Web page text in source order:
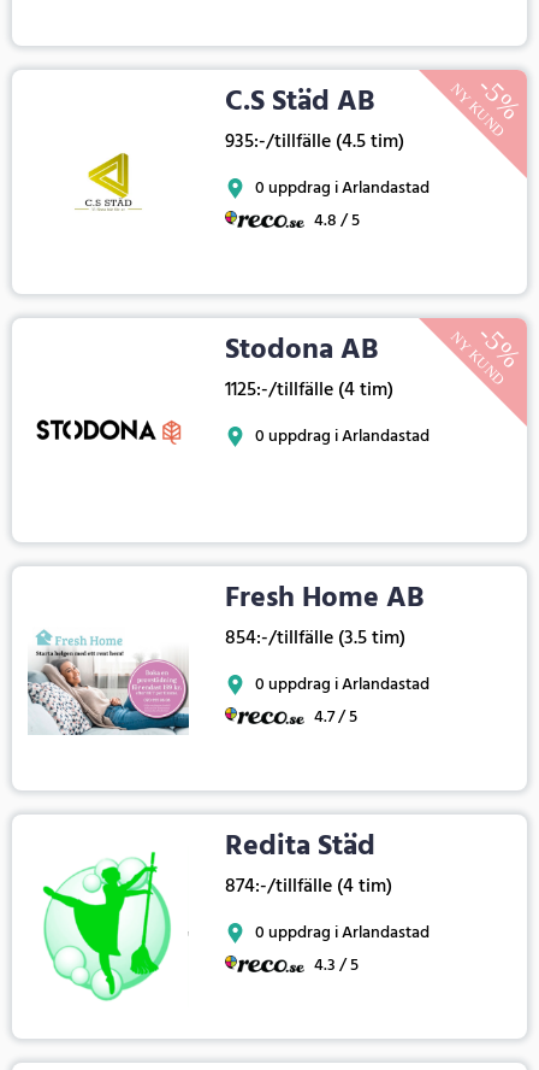
C.S Städ AB
935:-/tillfälle (4.5 tim)
0 uppdrag i Arlandastad
4.8 / 5
Stodona AB
1125:-/tillfälle (4 tim)
0 uppdrag i Arlandastad
Fresh Home AB
854:-/tillfälle (3.5 tim)
0 uppdrag i Arlandastad
4.7 / 5
Redita Städ
874:-/tillfälle (4 tim)
0 uppdrag i Arlandastad
4.3 / 5